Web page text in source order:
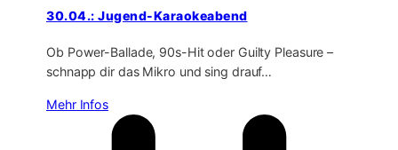
30.04.: Jugend-Karaokeabend
Ob Power-Ballade, 90s-Hit oder Guilty Pleasure –
schnapp dir das Mikro und sing drauf…
Mehr Infos